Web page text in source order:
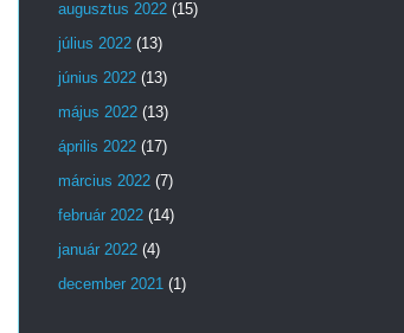
augusztus 2022 (15)
július 2022 (13)
június 2022 (13)
május 2022 (13)
április 2022 (17)
március 2022 (7)
február 2022 (14)
január 2022 (4)
december 2021 (1)